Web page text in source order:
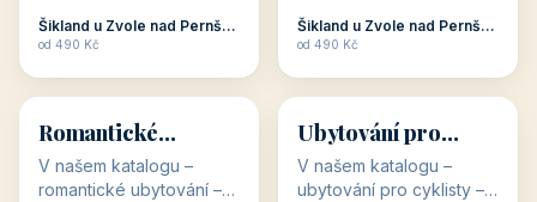
Šikland u Zvole nad Pernštejnem
od 490 Kč
Šikland u Zvole nad Pernštejnem
od 490 Kč
💕
💕
Romantické
ubytování
V našem katalogu –
romantické ubytování –
🚴
🚴
32 objektů
Ubytování pro
cyklisty
V našem katalogu –
ubytování pro cyklisty –